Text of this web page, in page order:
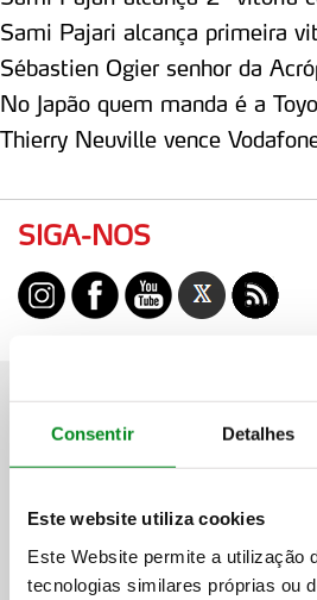
Consentir Detalhes
Este website utiliza cookies
Este Website permite a utilização
tecnologias similares próprias ou
Sami Pajari alcança primeira
Sébastien Ogier senhor da
No Japão quem manda é a
Thierry Neuville vence
SIGA-NOS